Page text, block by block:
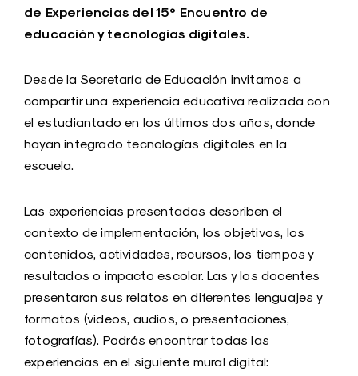
de Experiencias del 15° Encuentro de
educación y tecnologías digitales.
Desde la Secretaría de Educación invitamos a
compartir una experiencia educativa realizada con
el estudiantado en los últimos dos años, donde
hayan integrado tecnologías digitales en la
escuela.
Las experiencias presentadas describen el
contexto de implementación, los objetivos, los
contenidos, actividades, recursos, los tiempos y
resultados o impacto escolar. Las y los docentes
presentaron sus relatos en diferentes lenguajes y
formatos (videos, audios, o presentaciones,
fotografías). Podrás encontrar todas las
experiencias en el siguiente mural digital: